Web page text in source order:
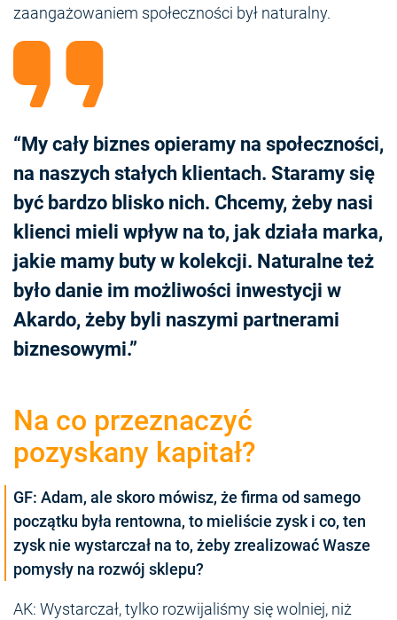
zaangażowaniem społeczności był naturalny.
“My cały biznes opieramy na społeczności,
na naszych stałych klientach. Staramy się
być bardzo blisko nich. Chcemy, żeby nasi
klienci mieli wpływ na to, jak działa marka,
jakie mamy buty w kolekcji. Naturalne też
było danie im możliwości inwestycji w
Akardo, żeby byli naszymi partnerami
biznesowymi.”
Na co przeznaczyć
pozyskany kapitał?
GF: Adam, ale skoro mówisz, że firma od samego
początku była rentowna, to mieliście zysk i co, ten
zysk nie wystarczał na to, żeby zrealizować Wasze
pomysły na rozwój sklepu?
AK: Wystarczał, tylko rozwijaliśmy się wolniej, niż